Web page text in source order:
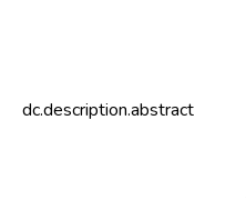
dc.description.abstract